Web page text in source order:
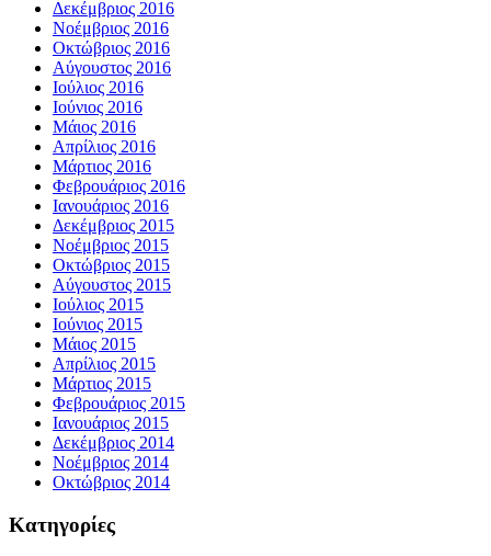
Δεκέμβριος 2016
Νοέμβριος 2016
Οκτώβριος 2016
Αύγουστος 2016
Ιούλιος 2016
Ιούνιος 2016
Μάιος 2016
Απρίλιος 2016
Μάρτιος 2016
Φεβρουάριος 2016
Ιανουάριος 2016
Δεκέμβριος 2015
Νοέμβριος 2015
Οκτώβριος 2015
Αύγουστος 2015
Ιούλιος 2015
Ιούνιος 2015
Μάιος 2015
Απρίλιος 2015
Μάρτιος 2015
Φεβρουάριος 2015
Ιανουάριος 2015
Δεκέμβριος 2014
Νοέμβριος 2014
Οκτώβριος 2014
Kατηγορίες